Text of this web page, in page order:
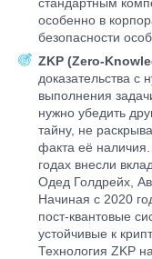
особенно в
безопасности
ZKP (Zero-
доказательства с
выполнения
нужно убедить
тайну, не
факта её наличия.
годах внесли
Одед Голдрейх,
Начиная с 2020
пост-квантовые
устойчивые к
Технология ZKP